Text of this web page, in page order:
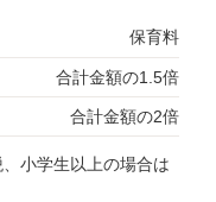
保育料
合計金額の1.5倍
合計金額の2倍
小学生以上の場合は